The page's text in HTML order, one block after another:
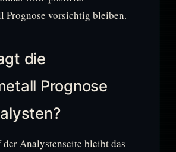
Prognose vorsichtig bleiben.
die
Prognose
der Analystenseite bleibt das